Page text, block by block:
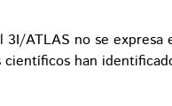
3I/ATLAS no se expresa
han